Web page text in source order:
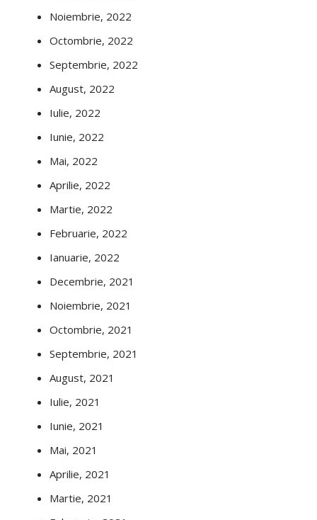
Noiembrie, 2022
Octombrie, 2022
Septembrie, 2022
August, 2022
Iulie, 2022
Iunie, 2022
Mai, 2022
Aprilie, 2022
Martie, 2022
Februarie, 2022
Ianuarie, 2022
Decembrie, 2021
Noiembrie, 2021
Octombrie, 2021
Septembrie, 2021
August, 2021
Iulie, 2021
Iunie, 2021
Mai, 2021
Aprilie, 2021
Martie, 2021